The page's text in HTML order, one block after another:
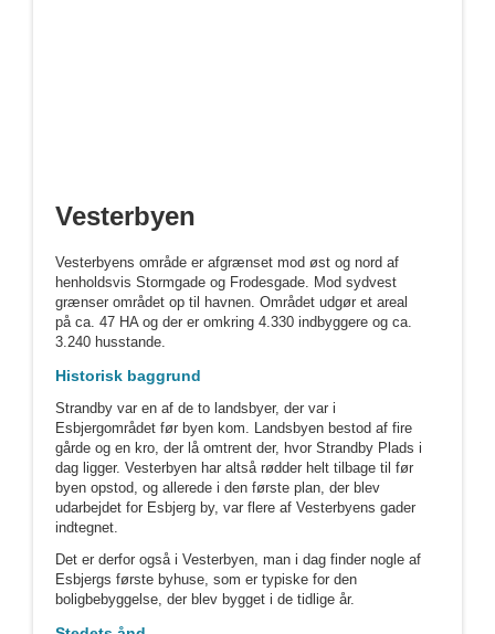
Vesterbyen
Vesterbyens område er afgrænset mod øst og nord af
henholdsvis Stormgade og Frodesgade. Mod sydvest
grænser området op til havnen. Området udgør et areal
på ca. 47 HA og der er omkring 4.330 indbyggere og ca.
3.240 husstande.
Historisk baggrund
Strandby var en af de to landsbyer, der var i
Esbjergområdet før byen kom. Landsbyen bestod af fire
gårde og en kro, der lå omtrent der, hvor Strandby Plads i
dag ligger. Vesterbyen har altså rødder helt tilbage til før
byen opstod, og allerede i den første plan, der blev
udarbejdet for Esbjerg by, var flere af Vesterbyens gader
indtegnet.
Det er derfor også i Vesterbyen, man i dag finder nogle af
Esbjergs første byhuse, som er typiske for den
boligbebyggelse, der blev bygget i de tidlige år.